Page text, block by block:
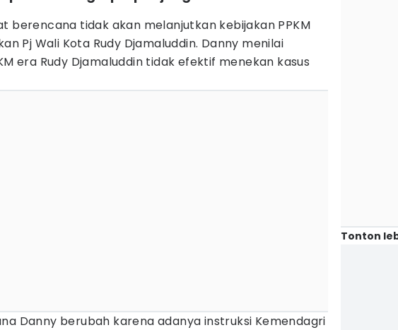
berencana tidak akan melanjutkan kebijakan PPKM
Pj Wali Kota Rudy Djamaluddin. Danny menilai
era Rudy Djamaluddin tidak efektif menekan kasus
Danny berubah karena adanya instruksi Kemendagri
Tonton